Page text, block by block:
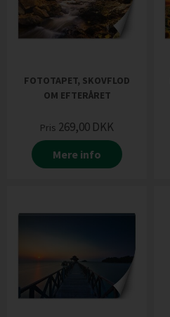
FOTOTAPET, SKOVFLOD
OM EFTERÅRET
Pris 269,00 DKK
Mere info